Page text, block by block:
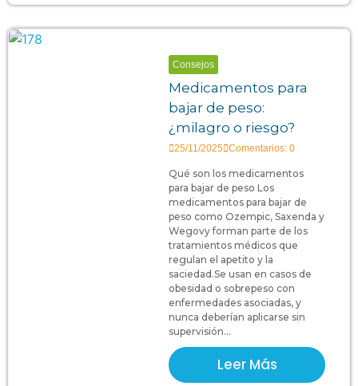
Consejos
Medicamentos para
bajar de peso:
¿milagro o riesgo?
25/11/2025 Comentarios: 0
Qué son los medicamentos
para bajar de peso Los
medicamentos para bajar de
peso como Ozempic, Saxenda y
Wegovy forman parte de los
tratamientos médicos que
regulan el apetito y la
saciedad.Se usan en casos de
obesidad o sobrepeso con
enfermedades asociadas, y
nunca deberían aplicarse sin
supervisión...
Leer Más